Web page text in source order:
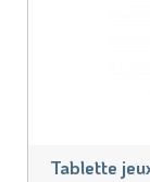
Tablette